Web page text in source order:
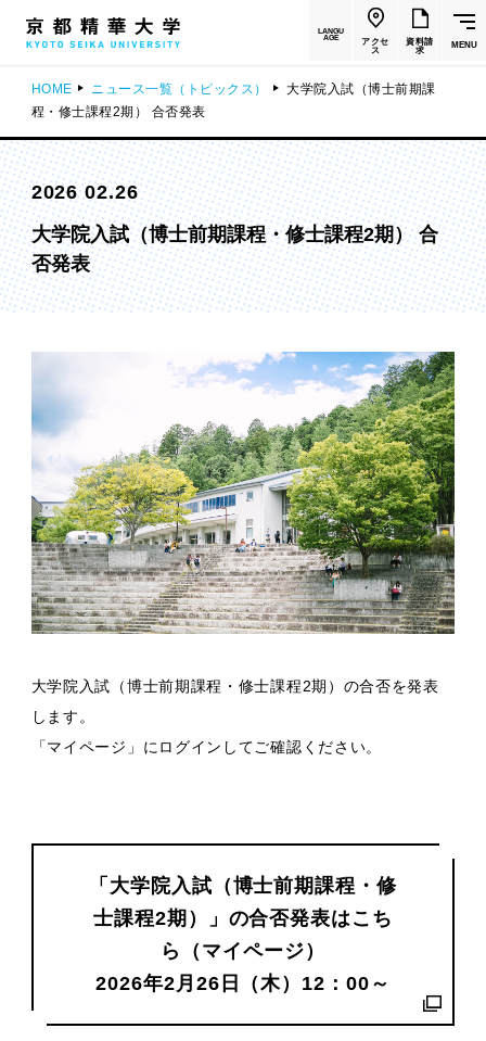
LANGU
AGE
アクセ
ス
資料請
求
MENU
HOME ニュース一覧（トピックス）
大学院入試（博士前期課
程・修士課程2期） 合否発表
2026 02.26
大学院入試（博士前期課程・修士課程2期） 合
否発表
大学院入試（博士前期課程・修士課程2期）の合否を発表
します。
「マイページ」にログインしてご確認ください。
「大学院入試（博士前期課程・修
士課程2期）」の合否発表はこち
ら（マイページ）
2026年2月26日（木）12：00～